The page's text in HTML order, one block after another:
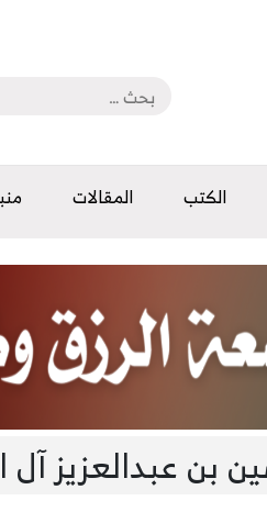
الكتب المقالات
بن عبدالعزيز آل